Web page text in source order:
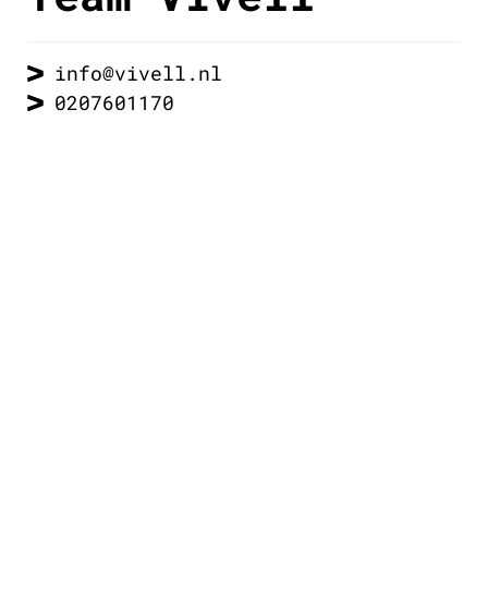
info@vivell.nl
0207601170